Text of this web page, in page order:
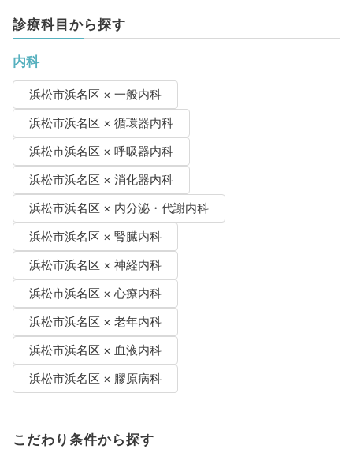
診療科目から探す
内科
浜松市浜名区 × 一般内科
浜松市浜名区 × 循環器内科
浜松市浜名区 × 呼吸器内科
浜松市浜名区 × 消化器内科
浜松市浜名区 × 内分泌・代謝内科
浜松市浜名区 × 腎臓内科
浜松市浜名区 × 神経内科
浜松市浜名区 × 心療内科
浜松市浜名区 × 老年内科
浜松市浜名区 × 血液内科
浜松市浜名区 × 膠原病科
こだわり条件から探す